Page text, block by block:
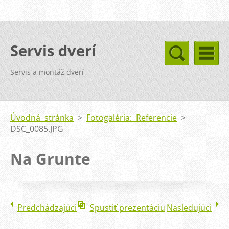
Servis dverí
Servis a montáž dverí
Úvodná stránka > Fotogaléria: Referencie >
DSC_0085.JPG
Na Grunte
Predchádzajúci Spustiť prezentáciu Nasledujúci